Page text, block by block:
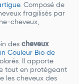
. Composé de
fragilisés par
cheveux,
des cheveux
Couleur Bio de
Il apporte
tout en protégeant
les cheveux des